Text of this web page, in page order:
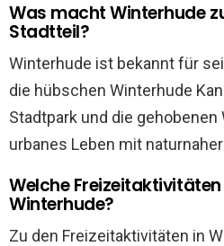
Was macht Winterhude
Stadtteil?
Winterhude ist bekannt für
die hübschen Winterhude
Stadtpark und die gehobenen
urbanes Leben mit
Welche
Winterhude?
Zu den Freizeitaktivitäten in